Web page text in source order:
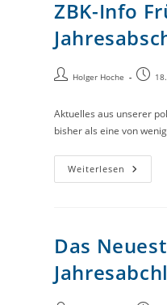
ZBK-Info
Holger Hoche
Aktuelles aus unserer
bisher als eine von
Weiterlesen
Das